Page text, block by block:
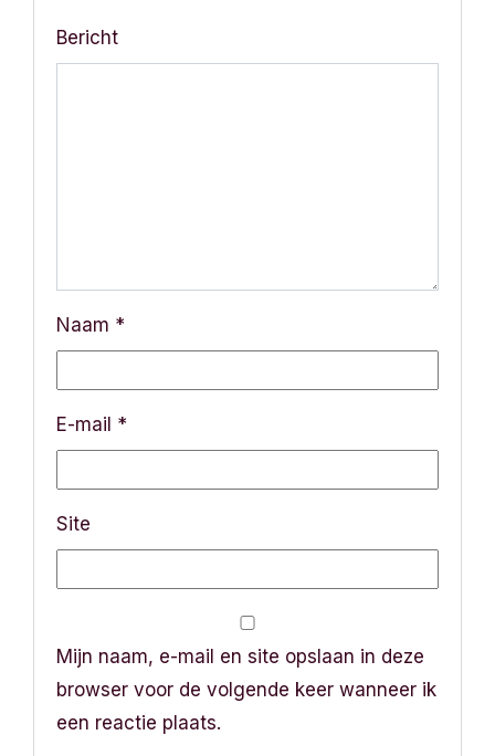
Bericht
Naam *
E-mail *
Site
Mijn naam, e-mail en site opslaan in deze
browser voor de volgende keer wanneer ik
een reactie plaats.